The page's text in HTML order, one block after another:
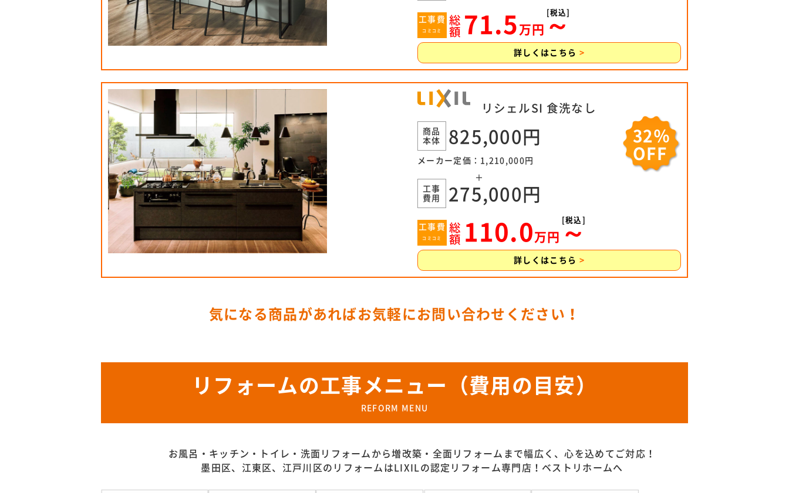
工事費
コミコミ
総
額
[税込]
71.5 万円 ～
詳しくはこちら >
リシェルSI 食洗なし
商品
本体
825,000円
メーカー定価：1,210,000円
＋
工事
費用
275,000円
32％
OFF
工事費
コミコミ
総
額
[税込]
110.0万円 ～
詳しくはこちら >
気になる商品があればお気軽にお問い合わせください！
リフォームの工事メニュー（費用の目安）
REFORM MENU
お風呂・キッチン・トイレ・洗面リフォームから増改築・全面リフォームまで幅広く、心を込めてご対応！
墨田区、江東区、江戸川区のリフォームはLIXILの認定リフォーム専門店！ベストリホームへ